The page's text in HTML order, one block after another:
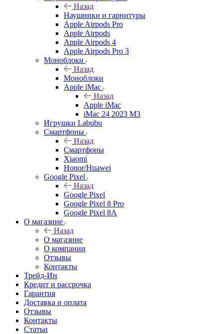
Назад
Наушники и гарнитуры
Apple Airpods Pro
Apple Airpods
Apple Airpods 4
Apple Airpods Pro 3
Моноблоки
Назад
Моноблоки
Apple iMac
Назад
Apple iMac
iMac 24 2023 M3
Игрушки Labubu
Смартфоны
Назад
Смартфоны
Xiaomi
Honor/Huawei
Google Pixel
Назад
Google Pixel
Google Pixel 8 Pro
Google Pixel 8A
О магазине
Назад
О магазине
О компании
Отзывы
Контакты
Трейд-Ин
Кредит и рассрочка
Гарантия
Доставка и оплата
Отзывы
Контакты
Статьи